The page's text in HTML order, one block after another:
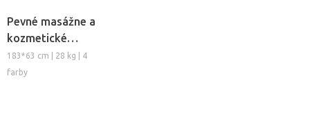
Pevné masážne a
kozmetické
lehátko Fabulo
Simple
183*63 cm | 28 kg | 4
farby